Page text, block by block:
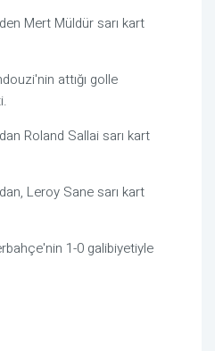
Mert Müldür sarı kart
attığı golle
Roland Sallai sarı kart
Leroy Sane sarı kart
1-0 galibiyetiyle